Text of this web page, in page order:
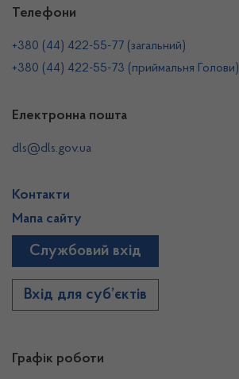
Графік роботи
Телефони
+380 (44) 422-55-77 (загальний)
+380 (44) 422-55-73 (приймальня Голови)
Електронна пошта
dls@dls.gov.ua
Контакти
Мапа сайту
Службовий вхід
Вхід для суб’єктів